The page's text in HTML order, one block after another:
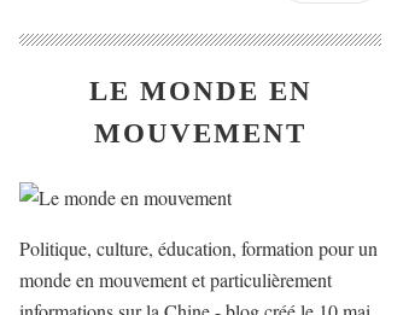
LE MONDE EN
MOUVEMENT
Politique, culture, éducation, formation pour un
monde en mouvement et particulièrement